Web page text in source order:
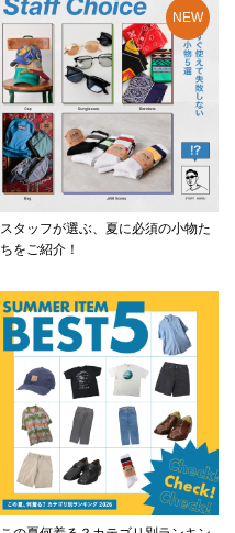
スタッフが選ぶ、夏に必須の小物た
ちをご紹介！